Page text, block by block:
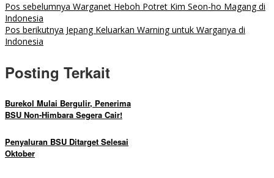
Pos sebelumnya Warganet Heboh Potret Kim Seon-ho Magang di
Indonesia
Pos berikutnya Jepang Keluarkan Warning untuk Warganya di
Indonesia
Posting Terkait
Burekol Mulai Bergulir, Penerima
BSU Non-Himbara Segera Cair!
Penyaluran BSU Ditarget Selesai
Oktober